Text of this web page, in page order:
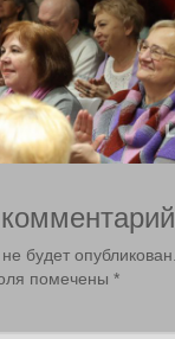
будет опубликован.
помечены *